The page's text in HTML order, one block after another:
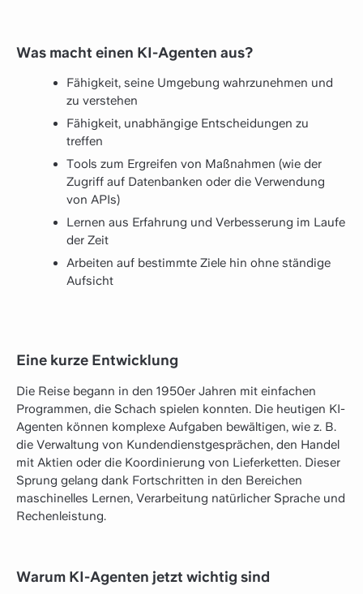
Was macht einen KI-Agenten aus?
Fähigkeit, seine Umgebung wahrzunehmen und
zu verstehen
Fähigkeit, unabhängige Entscheidungen zu
treffen
Tools zum Ergreifen von Maßnahmen (wie der
Zugriff auf Datenbanken oder die Verwendung
von APIs)
Lernen aus Erfahrung und Verbesserung im Laufe
der Zeit
Arbeiten auf bestimmte Ziele hin ohne ständige
Aufsicht
Eine kurze Entwicklung
Die Reise begann in den 1950er Jahren mit einfachen
Programmen, die Schach spielen konnten. Die heutigen KI-
Agenten können komplexe Aufgaben bewältigen, wie z. B.
die Verwaltung von Kundendienstgesprächen, den Handel
mit Aktien oder die Koordinierung von Lieferketten. Dieser
Sprung gelang dank Fortschritten in den Bereichen
maschinelles Lernen, Verarbeitung natürlicher Sprache und
Rechenleistung.
Warum KI-Agenten jetzt wichtig sind